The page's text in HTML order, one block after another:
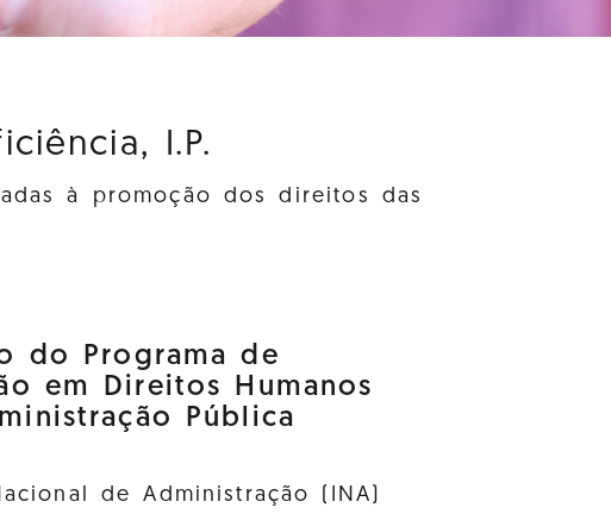
I.P.
à promoção dos direitos das
do Programa de
em Direitos Humanos
Pública
de Administração (INA)